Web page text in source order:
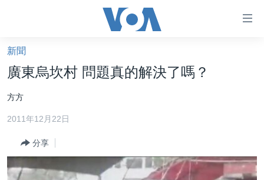
礙
鏈
接
跳
轉
容
跳
美國大選2024
港澳
台灣
美中關係
海外港人
新聞
廣東烏坎村 問題真的解決了嗎？
方方
2011年12月22日
分享